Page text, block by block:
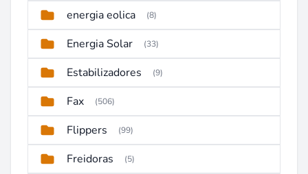
energia eolica (8)
Energia Solar (33)
Estabilizadores (9)
Fax (506)
Flippers (99)
Freidoras (5)